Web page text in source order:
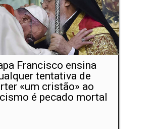
Francisco ensina
tentativa de
«um cristão» ao
é pecado mortal